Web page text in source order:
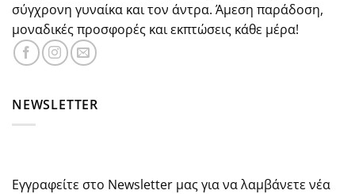
σύγχρονη γυναίκα και τον άντρα. Άμεση παράδοση,
μοναδικές προσφορές και εκπτώσεις κάθε μέρα!
NEWSLETTER
Εγγραφείτε στο Newsletter μας για να λαμβάνετε νέα